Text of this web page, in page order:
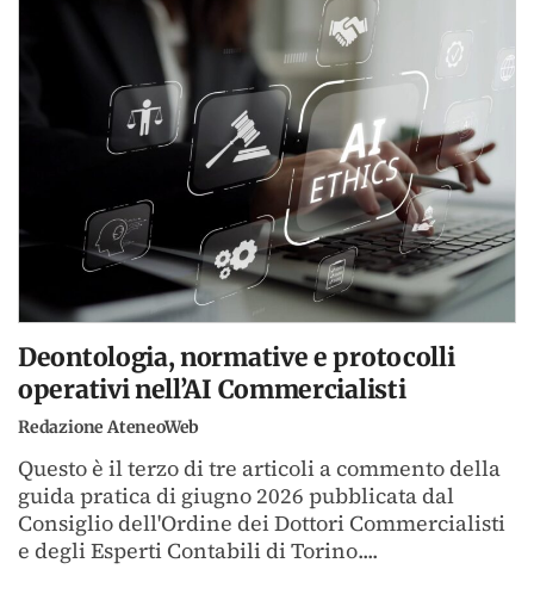
Deontologia, normative e protocolli
operativi nell’AI Commercialisti
Redazione AteneoWeb
Questo è il terzo di tre articoli a commento della
guida pratica di giugno 2026 pubblicata dal
Consiglio dell'Ordine dei Dottori Commercialisti
e degli Esperti Contabili di Torino....